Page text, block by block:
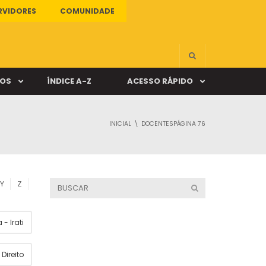
COMUNIDADE
ÍNDICE A-Z ACESSO RÁPIDO
INICIAL DOCENTESPÁGINA 76
Y Z
- Irati
Direito